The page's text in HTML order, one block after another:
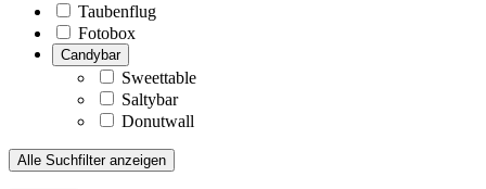
Taubenflug
Fotobox
Candybar
Sweettable
Saltybar
Donutwall
Alle Suchfilter anzeigen